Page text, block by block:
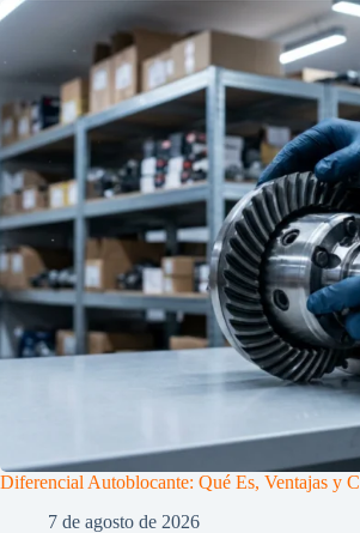
Diferencial Autoblocante: Qué Es, Ventajas y
7 de agosto de 2026